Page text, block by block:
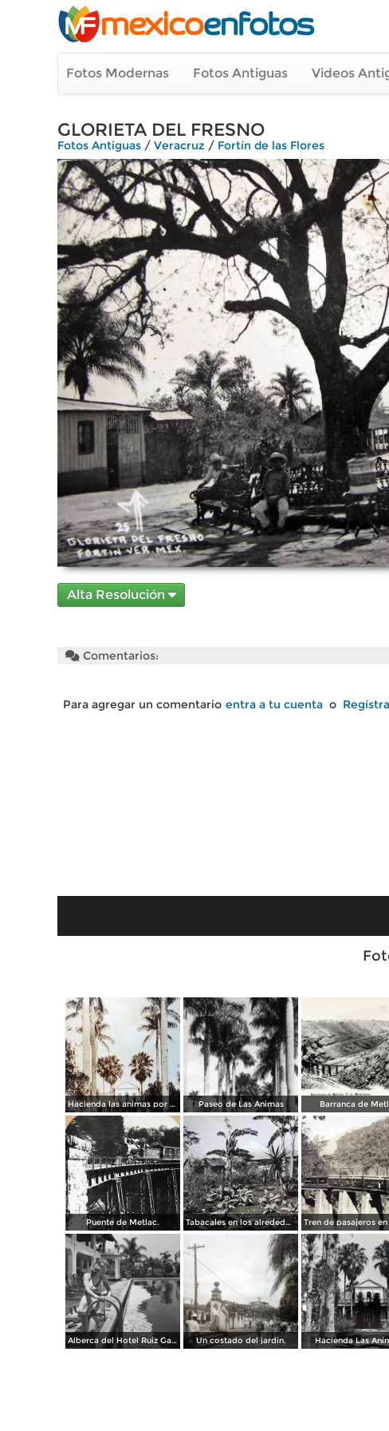
Fotos Modernas Fotos Antiguas Videos
GLORIETA DEL FRESNO
Fotos Antiguas / Veracruz / Fortín de las Flores
Alta Resolución
Comentarios:
Para agregar un comentario entra a tu cuenta o
Hacienda las animas por el Fotógrafo Hugo Brehme. Paseo de Las Ánimas Barranca de
Puente de Metlac. Tabacales en los alrededores.
Alberca del Hotel Ruiz Galindo Un costado del jardin. Hacienda Las